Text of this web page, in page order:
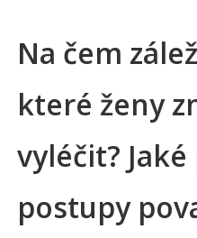
Na čem
které ženy
vyléčit?
postupy